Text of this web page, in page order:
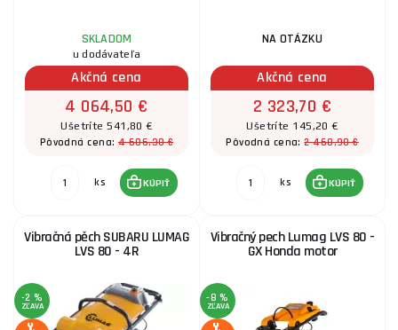
SKLADOM
u dodávateľa
Akčná cena
4 064,50 €
Ušetríte 541,80 €
Pôvodná cena:4 606,30 €
ks KÚPIŤ
NA OTÁZKU
Akčná cena
2 323,70 €
Ušetríte 145,20 €
Pôvodná cena:2 468,90 €
ks KÚPIŤ
Vibračná pěch SUBARU LUMAG
LVS 80 - 4R
-2 %
ZĽAVA
Vibračný pech Lumag LVS 80 -
GX Honda motor
-8 %
ZĽAVA